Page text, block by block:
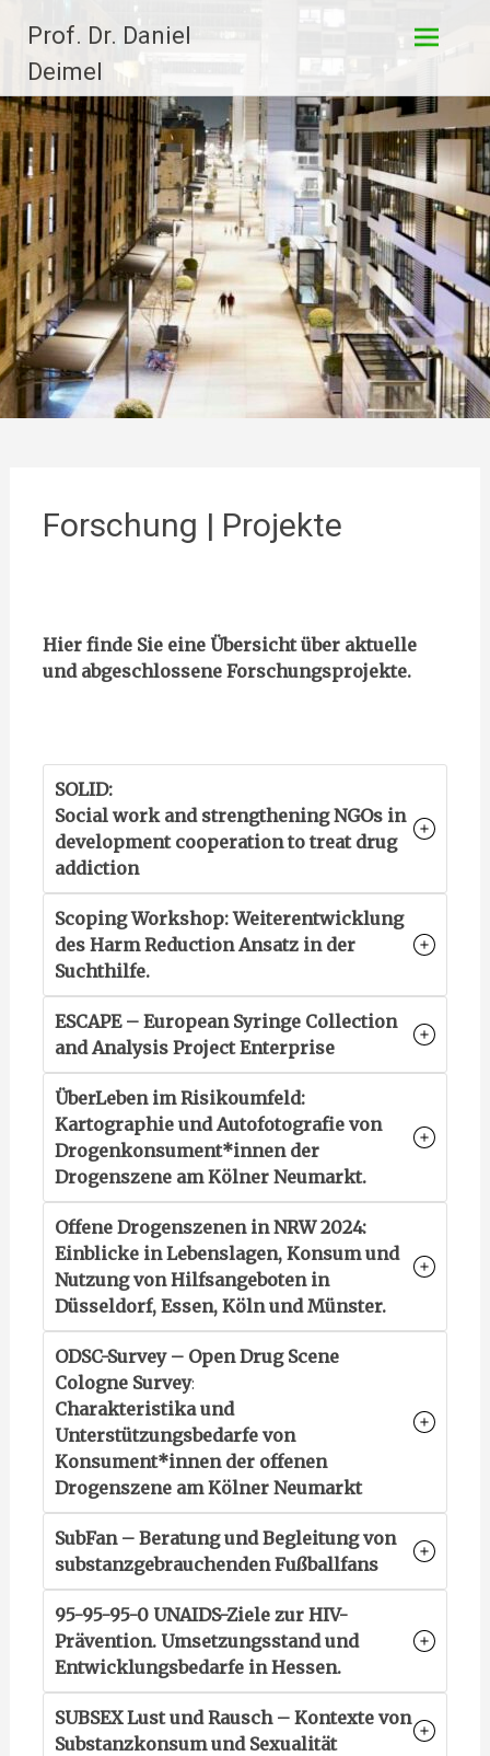
Inhalt
springen
Prof. Dr. Daniel
Deimel
Forschung | Projekte
Hier finde Sie eine Übersicht über aktuelle
und abgeschlossene Forschungsprojekte.
SOLID:
Social work and strengthening NGOs in
development cooperation to treat drug
addiction
Scoping Workshop: Weiterentwicklung
des Harm Reduction Ansatz in der
Suchthilfe.
ESCAPE – European Syringe Collection
and Analysis Project Enterprise
ÜberLeben im Risikoumfeld:
Kartographie und Autofotografie von
Drogenkonsument*innen der
Drogenszene am Kölner Neumarkt.
Offene Drogenszenen in NRW 2024:
Einblicke in Lebenslagen, Konsum und
Nutzung von Hilfsangeboten in
Düsseldorf, Essen, Köln und Münster.
ODSC-Survey – Open Drug Scene
Cologne Survey:
Charakteristika und
Unterstützungsbedarfe von
Konsument*innen der offenen
Drogenszene am Kölner Neumarkt
SubFan – Beratung und Begleitung von
substanzgebrauchenden Fußballfans
95-95-95-0 UNAIDS-Ziele zur HIV-
Prävention. Umsetzungsstand und
Entwicklungsbedarfe in Hessen.
SUBSEX Lust und Rausch – Kontexte von
Substanzkonsum und Sexualität